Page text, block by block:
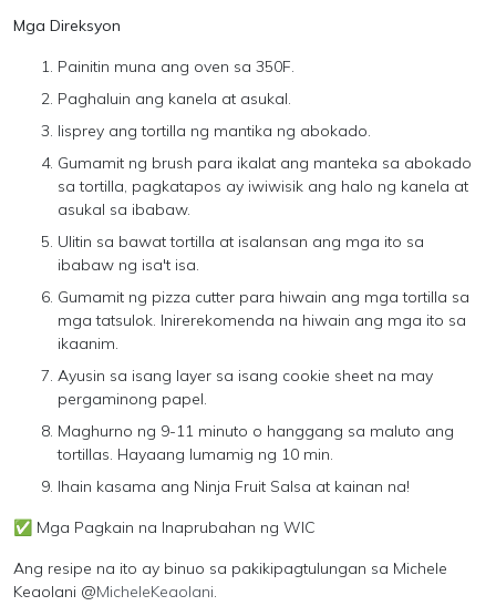
Mga Direksyon
Painitin muna ang oven sa 350F.
Paghaluin ang kanela at asukal.
Iisprey ang tortilla ng mantika ng abokado.
Gumamit ng brush para ikalat ang manteka sa abokado
sa tortilla, pagkatapos ay iwiwisik ang halo ng kanela at
asukal sa ibabaw.
Ulitin sa bawat tortilla at isalansan ang mga ito sa
ibabaw ng isa't isa.
Gumamit ng pizza cutter para hiwain ang mga tortilla sa
mga tatsulok. Inirerekomenda na hiwain ang mga ito sa
ikaanim.
Ayusin sa isang layer sa isang cookie sheet na may
pergaminong papel.
Maghurno ng 9-11 minuto o hanggang sa maluto ang
tortillas. Hayaang lumamig ng 10 min.
Ihain kasama ang Ninja Fruit Salsa at kainan na!
✅ Mga Pagkain na Inaprubahan ng WIC
Ang resipe na ito ay binuo sa pakikipagtulungan sa Michele
Keaolani @MicheleKeaolani.